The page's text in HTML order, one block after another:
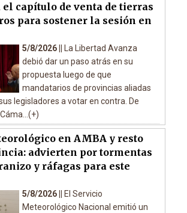
el capítulo de venta de tierras
para sostener la sesión en
5/8/2026 ||
La Libertad Avanza
debió dar un paso atrás en su
propuesta luego de que
mandatarios de provincias aliadas
legisladores a votar en contra. De
en AMBA y resto
advierten por tormentas
y ráfagas para este
5/8/2026 ||
El Servicio
Meteorológico Nacional emitió un